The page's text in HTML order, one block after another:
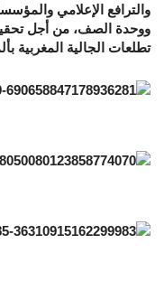
والترافع الإعلامي
ووحدة الصف، من أجل
تطلعات الجالية المغربية